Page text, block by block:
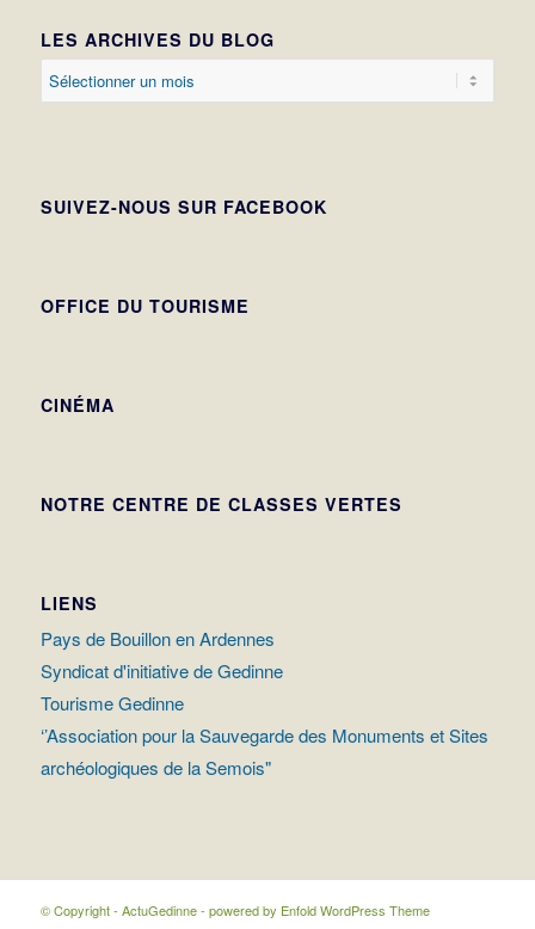
LES ARCHIVES DU BLOG
SUIVEZ-NOUS SUR FACEBOOK
OFFICE DU TOURISME
CINÉMA
NOTRE CENTRE DE CLASSES VERTES
LIENS
Pays de Bouillon en Ardennes
Syndicat d'initiative de Gedinne
Tourisme Gedinne
‘’Association pour la Sauvegarde des Monuments et Sites
archéologiques de la Semois"
© Copyright - ActuGedinne - powered by Enfold WordPress Theme